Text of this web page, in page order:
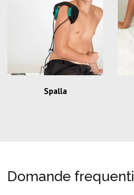
Spalla
Domande frequenti